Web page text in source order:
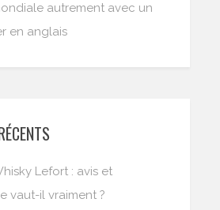
autrement avec un
en anglais
Lefort : avis et
vaut-il vraiment ?